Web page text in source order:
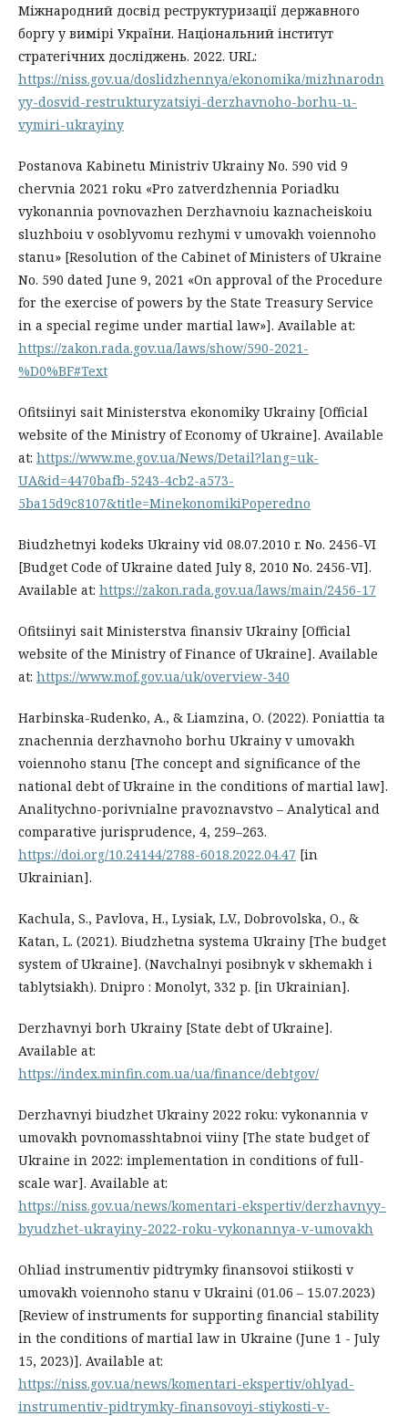
Міжнародний досвід реструктуризації державного
боргу у вимірі України. Національний інститут
стратегічних досліджень. 2022. URL:
https://niss.gov.ua/doslidzhennya/ekonomika/mizhnarodn
yy-dosvid-restrukturyzatsiyi-derzhavnoho-borhu-u-
vymiri-ukrayiny
Postanova Kabinetu Ministriv Ukrainy No. 590 vid 9
chervnia 2021 roku «Pro zatverdzhennia Poriadku
vykonannia povnovazhen Derzhavnoiu kaznacheiskoiu
sluzhboiu v osoblyvomu rezhymi v umovakh voiennoho
stanu» [Resolution of the Cabinet of Ministers of Ukraine
No. 590 dated June 9, 2021 «On approval of the Procedure
for the exercise of powers by the State Treasury Service
in a special regime under martial law»]. Available at:
https://zakon.rada.gov.ua/laws/show/590-2021-
%D0%BF#Text
Ofitsiinyi sait Ministerstva ekonomiky Ukrainy [Official
website of the Ministry of Economy of Ukraine]. Available
at: https://www.me.gov.ua/News/Detail?lang=uk-
UA&id=4470bafb-5243-4cb2-a573-
5ba15d9c8107&title=MinekonomikiPoperedno
Biudzhetnyi kodeks Ukrainy vid 08.07.2010 r. No. 2456-VI
[Budget Code of Ukraine dated July 8, 2010 No. 2456-VI].
Available at: https://zakon.rada.gov.ua/laws/main/2456-17
Ofitsiinyi sait Ministerstva finansiv Ukrainy [Official
website of the Ministry of Finance of Ukraine]. Available
at: https://www.mof.gov.ua/uk/overview-340
Harbinska-Rudenko, A., & Liamzina, O. (2022). Poniattia ta
znachennia derzhavnoho borhu Ukrainy v umovakh
voiennoho stanu [The concept and significance of the
national debt of Ukraine in the conditions of martial law].
Analitychno-porivnialne pravoznavstvo – Analytical and
comparative jurisprudence, 4, 259–263.
https://doi.org/10.24144/2788-6018.2022.04.47 [in
Ukrainian].
Kachula, S., Pavlova, H., Lysiak, L.V., Dobrovolska, O., &
Katan, L. (2021). Biudzhetna systema Ukrainy [The budget
system of Ukraine]. (Navchalnyi posibnyk v skhemakh i
tablytsiakh). Dnipro : Monolyt, 332 p. [in Ukrainian].
Derzhavnyi borh Ukrainy [State debt of Ukraine].
Available at:
https://index.minfin.com.ua/ua/finance/debtgov/
Derzhavnyi biudzhet Ukrainy 2022 roku: vykonannia v
umovakh povnomasshtabnoi viiny [The state budget of
Ukraine in 2022: implementation in conditions of full-
scale war]. Available at:
https://niss.gov.ua/news/komentari-ekspertiv/derzhavnyy-
byudzhet-ukrayiny-2022-roku-vykonannya-v-umovakh
Ohliad instrumentiv pidtrymky finansovoi stiikosti v
umovakh voiennoho stanu v Ukraini (01.06 – 15.07.2023)
[Review of instruments for supporting financial stability
in the conditions of martial law in Ukraine (June 1 - July
15, 2023)]. Available at:
https://niss.gov.ua/news/komentari-ekspertiv/ohlyad-
instrumentiv-pidtrymky-finansovoyi-stiykosti-v-